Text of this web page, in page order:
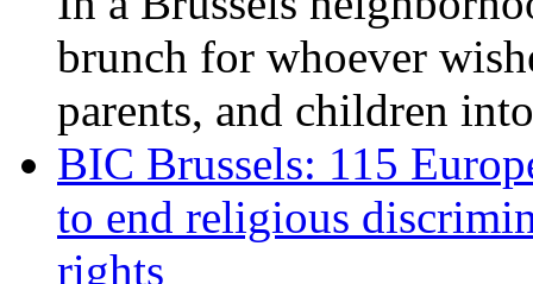
brunch for whoever
parents, and children
BIC Brussels: 115
to end religious
rights